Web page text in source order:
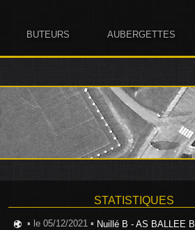
BUTEURS AUBERGETTES
STATISTIQUES
▪ le 05/12/2021 ▪ Nuillé B - AS BALLEE B